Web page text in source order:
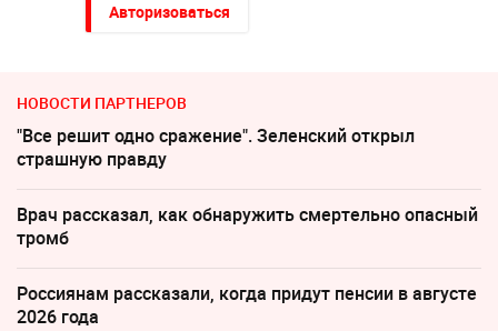
Авторизоваться
НОВОСТИ ПАРТНЕРОВ
"Все решит одно сражение". Зеленский открыл
страшную правду
Врач рассказал, как обнаружить смертельно опасный
тромб
Россиянам рассказали, когда придут пенсии в августе
2026 года